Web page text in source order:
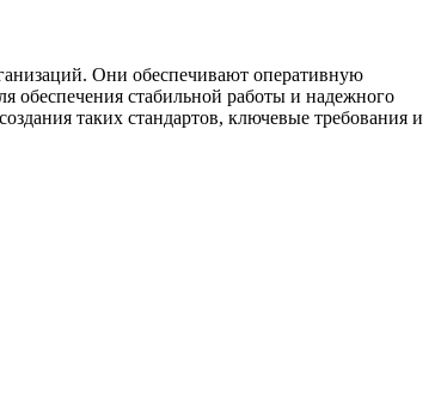
Они обеспечивают оперативную
стабильной работы и надежного
таких стандартов, ключевые требования и